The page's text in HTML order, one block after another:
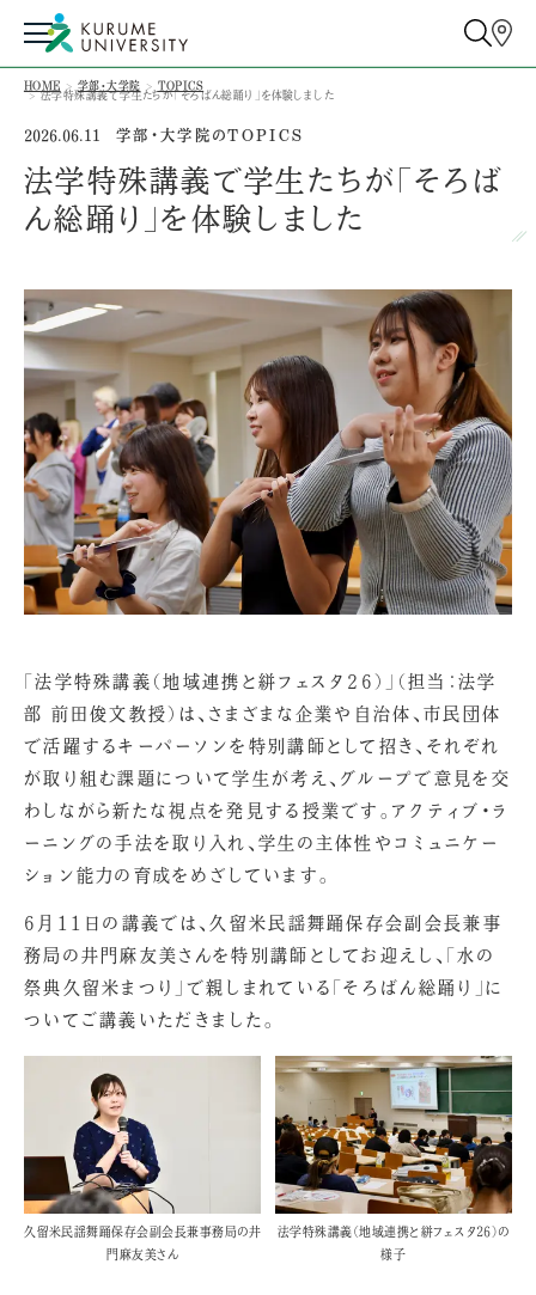
HOME 学部・大学院
TOPICS
法学特殊講義で学生たちが「そろばん総踊り」を体験しました
2026.06.11 学部・大学院のTOPICS
法学特殊講義で学生たちが「そろば
ん総踊り」を体験しました
「法学特殊講義（地域連携と絣フェスタ26）」（担当：法学
部 前田俊文教授）は、さまざまな企業や自治体、市民団体
で活躍するキーパーソンを特別講師として招き、それぞれ
が取り組む課題について学生が考え、グループで意見を交
わしながら新たな視点を発見する授業です。アクティブ・ラ
ーニングの手法を取り入れ、学生の主体性やコミュニケー
ション能力の育成をめざしています。
6月11日の講義では、久留米民謡舞踊保存会副会長兼事
務局の井門麻友美さんを特別講師としてお迎えし、「水の
祭典久留米まつり」で親しまれている「そろばん総踊り」に
ついてご講義いただきました。
久留米民謡舞踊保存会副会長兼事務局の井
門麻友美さん
法学特殊講義（地域連携と絣フェスタ26）の
様子